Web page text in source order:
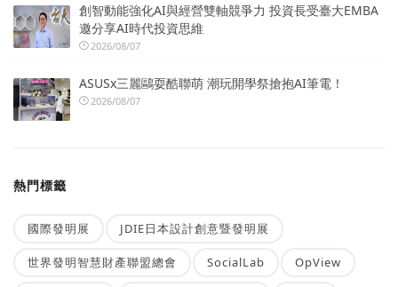
創智動能強化AI與經營雙軸競爭力 投資長受臺大EMBA
邀分享AI時代投資思維
2026/08/07
ASUSx三麗鷗耍酷聯萌 潮玩開學祭搶抱AI筆電！
2026/08/07
熱門標籤
國際發明展 JDIE日本設計創意暨發明展
世界發明智慧財產聯盟總會 SocialLab OpView